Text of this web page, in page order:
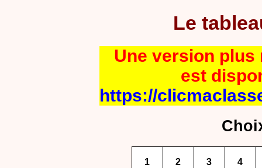
Le
Une version plus
est
https://
1 2 3 4